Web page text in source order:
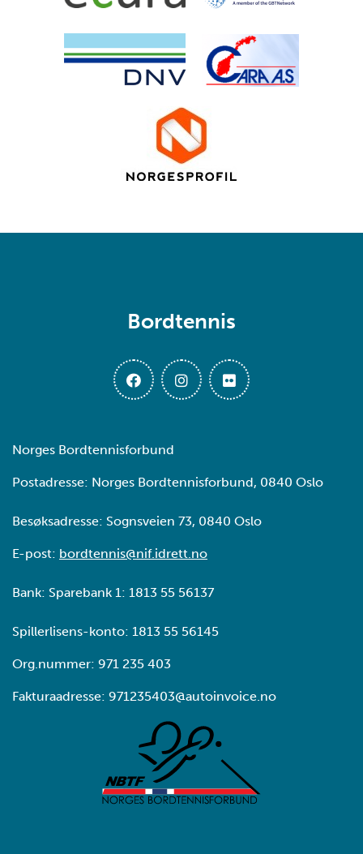
Bordtennis
Norges Bordtennisforbund
Postadresse: Norges Bordtennisforbund, 0840 Oslo
Besøksadresse: Sognsveien 73, 0840 Oslo
E-post: bordtennis@nif.idrett.no
Bank: Sparebank 1: 1813 55 56137
Spillerlisens-konto: 1813 55 56145
Org.nummer: 971 235 403
Fakturaadresse: 971235403@autoinvoice.no